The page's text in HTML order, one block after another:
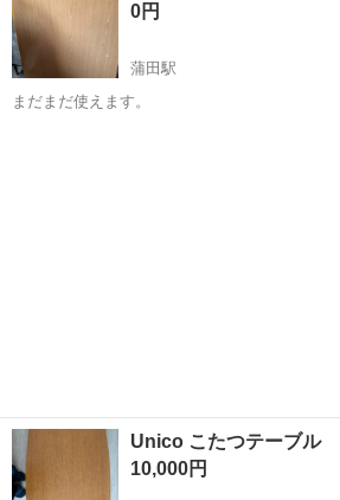
応 ・...
0円
蒲田駅
まだまだ使えます。
Unico こたつテーブル
10,000円